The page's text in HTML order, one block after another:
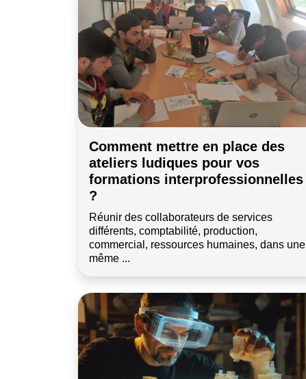
Comment mettre en place des
ateliers ludiques pour vos
formations interprofessionnelles
?
Réunir des collaborateurs de services
différents, comptabilité, production,
commercial, ressources humaines, dans une
même ...